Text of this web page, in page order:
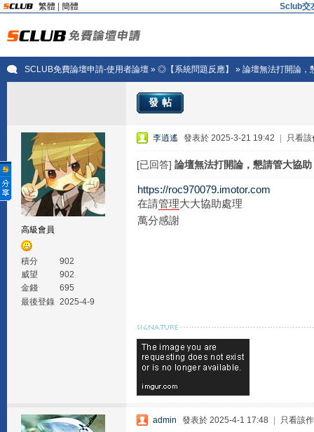
繁體 簡體 Sclub交
SCLUB免費論壇申請-使用者論壇» ◎【系統問題反應】 » 論壇無法打開論，
發帖
高級會員
積分
902
威望
902
金錢
695
最後登錄 2025-4-9
李逍遙 發表於 2025-3-21 19:42 只看該
[已回答] 論壇無法打開論，懇請管大協助
https://roc970079.imotor.com
在請管理大大協助處理
萬分感謝
admin 發表於 2025-4-1 17:48 只看該